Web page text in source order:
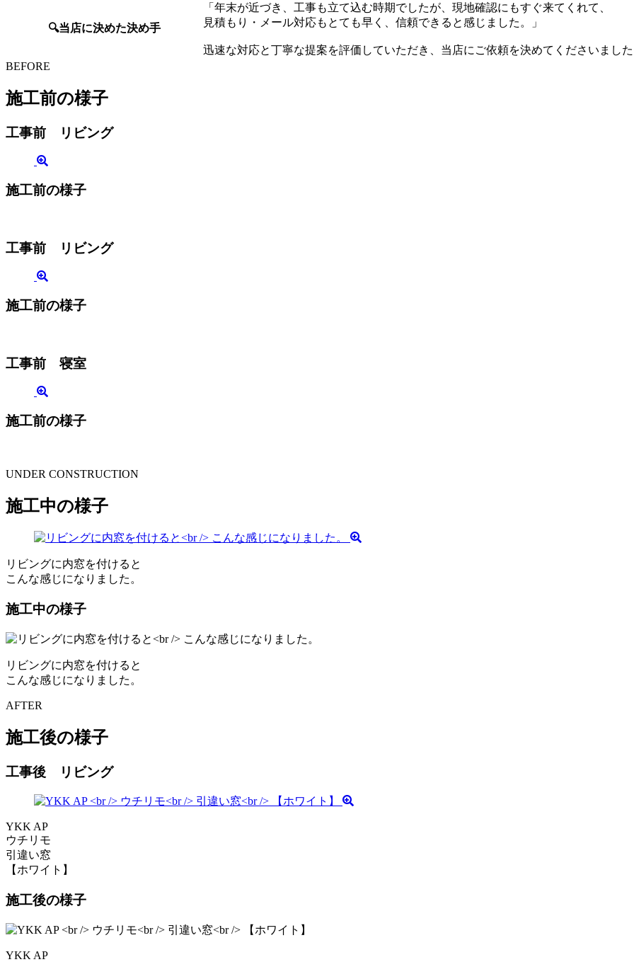
🔍当店に決めた決め手
「年末が近づき、工事も立て込む時期でしたが、現地確認にもすぐ来てくれて、
見積もり・メール対応もとても早く、信頼できると感じました。」
迅速な対応と丁寧な提案を評価していただき、当店にご依頼を決めてくださいまし
BEFORE
施工前の様子
工事前 リビング
施工前の様子
工事前 リビング
施工前の様子
工事前 寝室
施工前の様子
UNDER CONSTRUCTION
施工中の様子
リビングに内窓を付けると
こんな感じになりました。
施工中の様子
リビングに内窓を付けると
こんな感じになりました。
AFTER
施工後の様子
工事後 リビング
YKK AP
ウチリモ
引違い窓
【ホワイト】
施工後の様子
YKK AP